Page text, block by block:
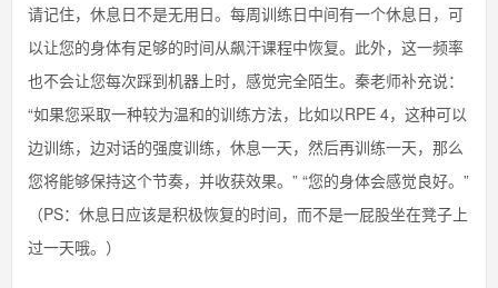
请记住，休息日不是无用日。每周训练日中间有一个休息日，可
以让您的身体有足够的时间从飙汗课程中恢复。此外，这一频率
也不会让您每次踩到机器上时，感觉完全陌生。秦老师补充说：
“如果您采取一种较为温和的训练方法，比如以RPE 4，这种可以
边训练，边对话的强度训练，休息一天，然后再训练一天，那么
您将能够保持这个节奏，并收获效果。” “您的身体会感觉良好。”
（PS：休息日应该是积极恢复的时间，而不是一屁股坐在凳子上
过一天哦。）